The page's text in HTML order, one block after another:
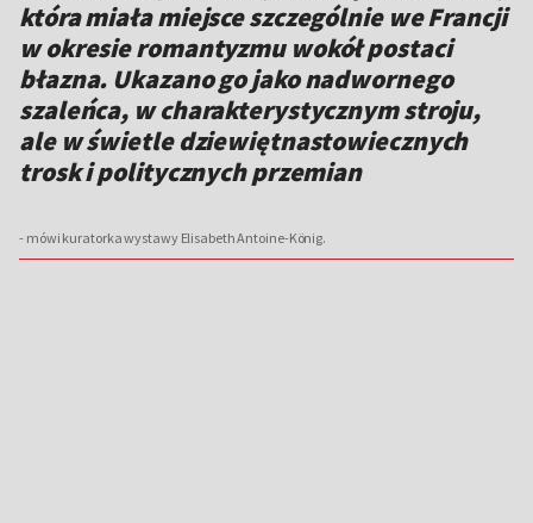
która miała miejsce szczególnie we Francji
w okresie romantyzmu wokół postaci
błazna. Ukazano go jako nadwornego
szaleńca, w charakterystycznym stroju,
ale w świetle dziewiętnastowiecznych
trosk i politycznych przemian
- mówi kuratorka wystawy Elisabeth Antoine-König.